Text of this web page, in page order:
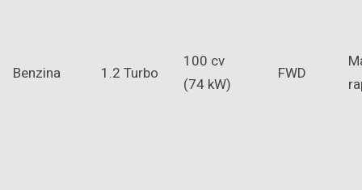
Benzina 1.2 Turbo
100 cv
(74 kW)
FWD